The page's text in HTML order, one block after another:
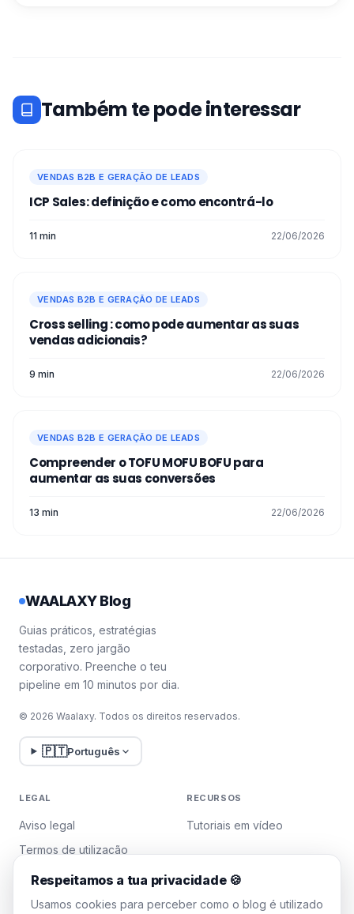
Também te pode interessar
VENDAS B2B E GERAÇÃO DE LEADS
ICP Sales: definição e como encontrá-lo
11 min 22/06/2026
VENDAS B2B E GERAÇÃO DE LEADS
Cross selling : como pode aumentar as suas
vendas adicionais?
9 min 22/06/2026
VENDAS B2B E GERAÇÃO DE LEADS
Compreender o TOFU MOFU BOFU para
aumentar as suas conversões
13 min 22/06/2026
WAALAXY Blog
Guias práticos, estratégias
testadas, zero jargão
corporativo. Preenche o teu
pipeline em 10 minutos por dia.
© 2026 Waalaxy. Todos os direitos reservados.
🇵🇹Português
LEGAL
Aviso legal
Termos de utilização
Política de privacidade
Gerir cookies
RECURSOS
Tutoriais em vídeo
Respeitamos a tua privacidade 🍪
Usamos cookies para perceber como o blog é utilizado